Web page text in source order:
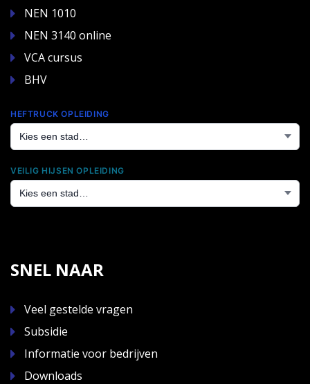
NEN 1010
NEN 3140 online
VCA cursus
BHV
HEFTRUCK OPLEIDING
VEILIG HIJSEN OPLEIDING
SNEL NAAR
Veel gestelde vragen
Subsidie
Informatie voor bedrijven
Downloads